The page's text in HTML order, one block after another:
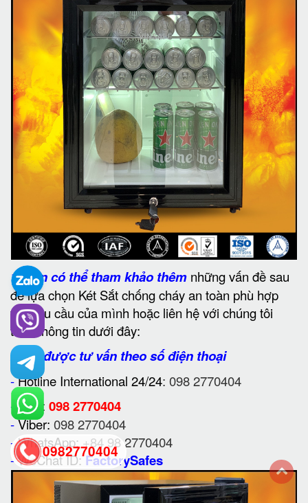
1.Bạn có thể tham khảo thêm những vấn đề sau
để lựa chọn Két Sắt chống cháy an toàn phù hợp
với nhu cầu của mình hoặc liên hệ với chúng tôi
theo thông tin dưới đây:
2. Để được tư vấn theo số điện thoại
-Hotline International 24/24: 098 2770404
- Zalo: 098 2770404
-Viber: 098 2770404
- WhatsApp: +84 98 2770404
-WeChat ID: FactorySafes
0982770404